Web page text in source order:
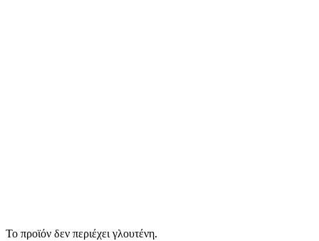
Το προϊόν δεν περιέχει γλουτένη.